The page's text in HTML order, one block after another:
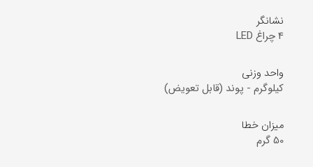
نشانگر
4 چراغ LED
واحد وزنی
کیلوگرم - پوند (قابل تعویض)
میزان خطا
50 گرم